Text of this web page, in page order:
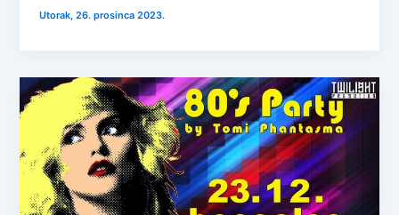
Utorak, 26. prosinca 2023.